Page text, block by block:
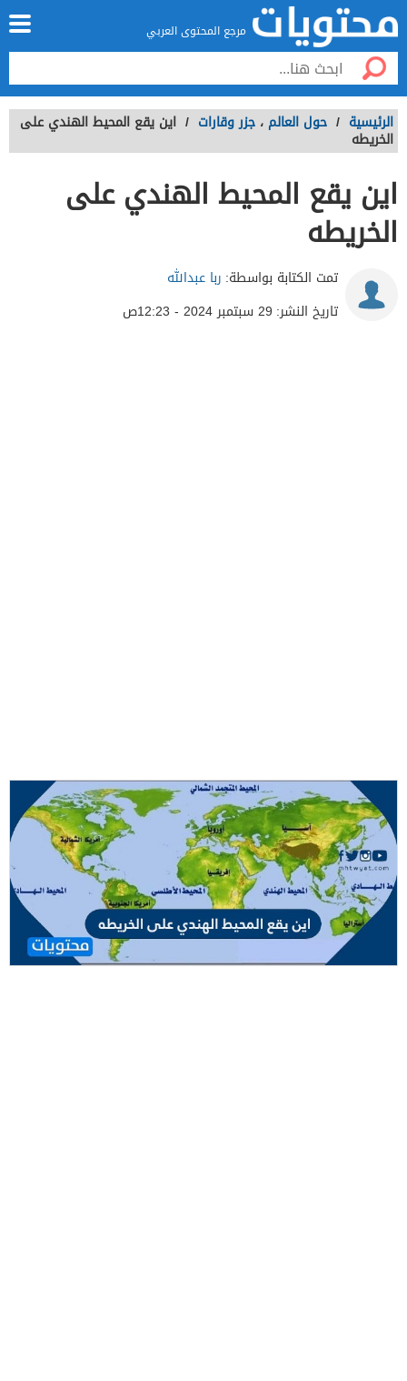
مرجع المحتوى العربي
الرئيسية / حول العالم ، جزر وقارات / اين يقع المحيط الهندي على
الخريطه
اين يقع المحيط الهندي على
الخريطه
تمت الكتابة بواسطة: ربا عبدالله
تاريخ النشر: 29 سبتمبر 2024 - 12:23ص